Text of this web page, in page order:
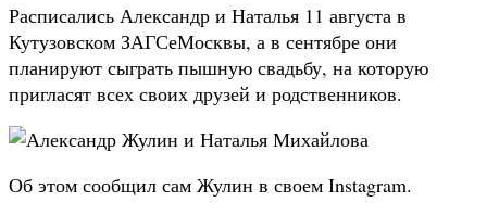
Расписались Александр и Наталья 11 августа в
Кутузовском ЗАГСеМосквы, а в сентябре они
планируют сыграть пышную свадьбу, на которую
пригласят всех своих друзей и родственников.
Об этом сообщил сам Жулин в своем Instagram.